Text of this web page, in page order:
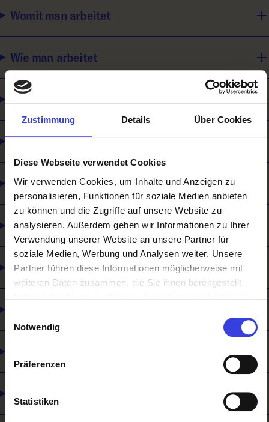
Zustimmung Details Über Cookies
Diese Webseite verwendet Cookies
Wir verwenden Cookies, um Inhalte und Anzeigen zu
personalisieren, Funktionen für soziale Medien anbieten
zu können und die Zugriffe auf unsere Website zu
analysieren. Außerdem geben wir Informationen zu Ihrer
Verwendung unserer Website an unsere Partner für
soziale Medien, Werbung und Analysen weiter. Unsere
Partner führen diese Informationen möglicherweise mit
weiteren Daten zusammen, die Sie ihnen bereitgestellt
Notwendig
Präferenzen
Statistiken
Womit man arbeitet
Wie man arbeitet
Für wen man arbeitet
Ausbildungsinhalte / Was man lernt
Wie man sich weiterbilden kann
Was du mitbringen solltest